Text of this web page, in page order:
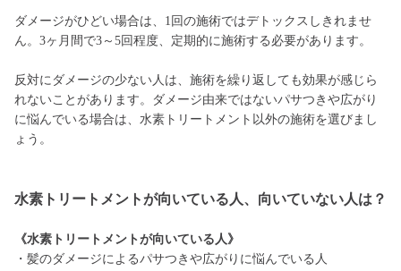
ダメージがひどい場合は、1回の施術ではデトックスしきれませ
ん。3ヶ月間で3～5回程度、定期的に施術する必要があります。
反対にダメージの少ない人は、施術を繰り返しても効果が感じら
れないことがあります。ダメージ由来ではないパサつきや広がり
に悩んでいる場合は、水素トリートメント以外の施術を選びまし
ょう。
水素トリートメントが向いている人、向いていない人は？
《水素トリートメントが向いている人》
・髪のダメージによるパサつきや広がりに悩んでいる人